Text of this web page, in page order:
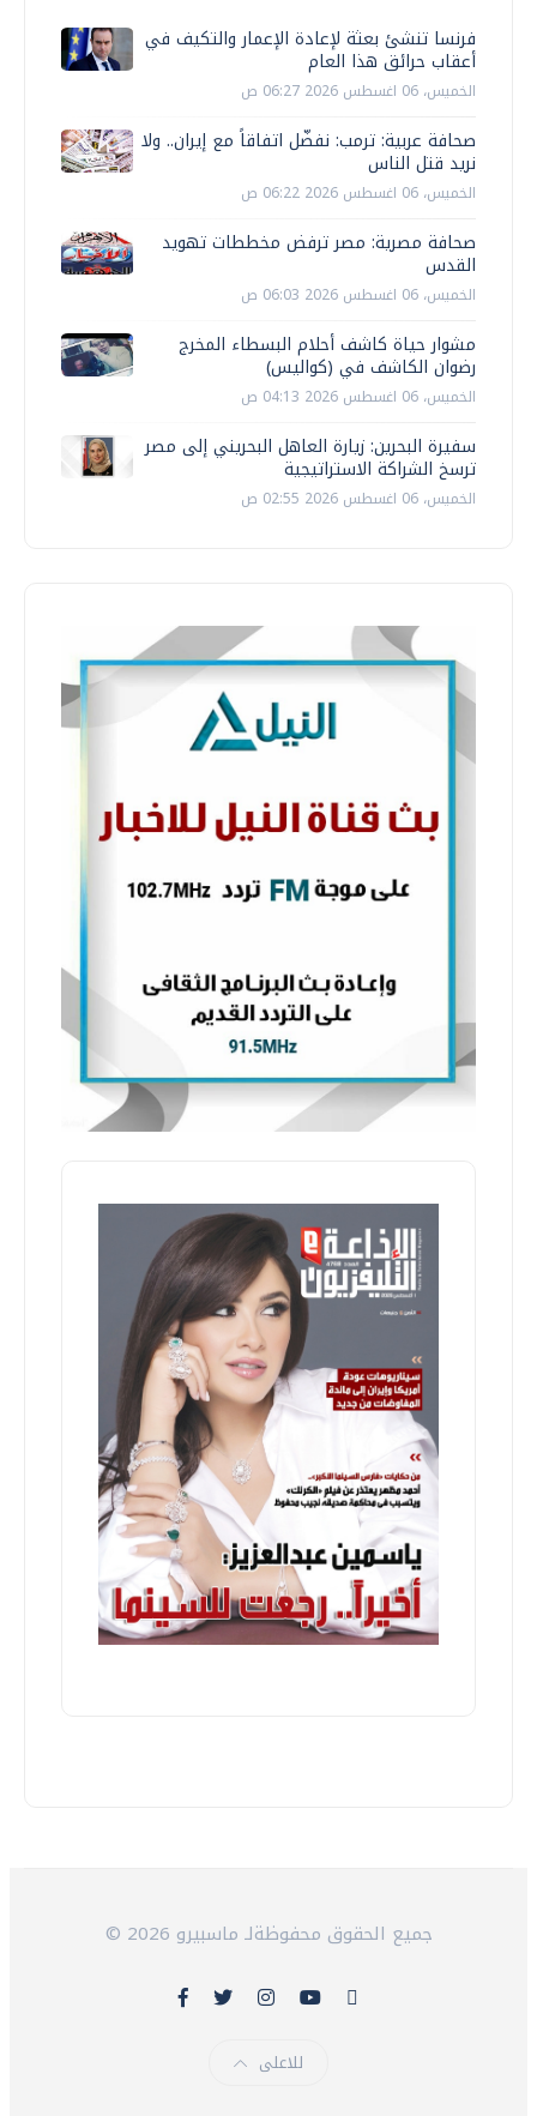
فرنسا تنشئ بعثة لإعادة الإعمار والتكيف في
أعقاب حرائق هذا العام
الخميس، 06 اغسطس 2026 06:27 ص
صحافة عربية: ترمب: نفضّل اتفاقاً مع إيران.. ولا
نريد قتل الناس
الخميس، 06 اغسطس 2026 06:22 ص
صحافة مصرية: مصر ترفض مخططات تهويد
القدس
الخميس، 06 اغسطس 2026 06:03 ص
مشوار حياة كاشف أحلام البسطاء المخرج
رضوان الكاشف في (كواليس)
الخميس، 06 اغسطس 2026 04:13 ص
سفيرة البحرين: زيارة العاهل البحريني إلى مصر
ترسخ الشراكة الاستراتيجية
الخميس، 06 اغسطس 2026 02:55 ص
© 2026 جميع الحقوق محفوظةلـ ماسبيرو
للاعلى